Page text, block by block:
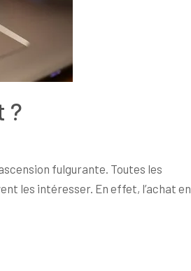
?
fulgurante. Toutes les
les intéresser. En effet, l’achat en